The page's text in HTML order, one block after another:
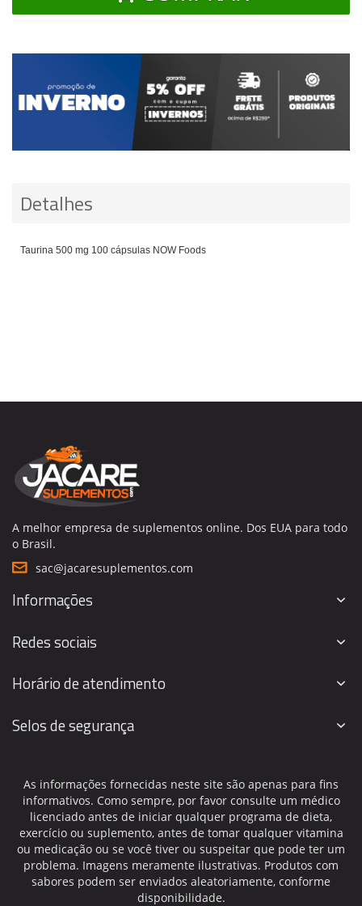
Detalhes
Taurina 500 mg 100 cápsulas NOW Foods
A melhor empresa de suplementos online. Dos EUA para todo
o Brasil.
sac@jacaresuplementos.com
Informações
Redes sociais
Horário de atendimento
Selos de segurança
As informações fornecidas neste site são apenas para fins
informativos. Como sempre, por favor consulte um médico
licenciado antes de iniciar qualquer programa de dieta,
exercício ou suplemento, antes de tomar qualquer vitamina
ou medicação ou se você tiver ou suspeitar que pode ter um
problema. Imagens meramente ilustrativas. Produtos com
sabores podem ser enviados aleatoriamente, conforme
disponibilidade.